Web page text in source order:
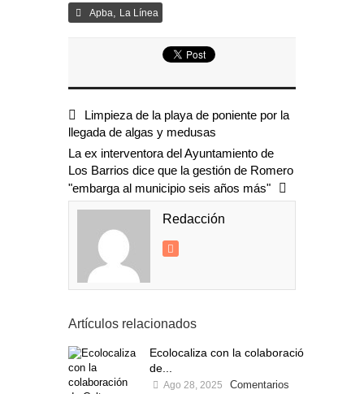
Apba, La Línea
Limpieza de la playa de poniente por la
llegada de algas y medusas
La ex interventora del Ayuntamiento de
Los Barrios dice que la gestión de Romero
"embarga al municipio seis años más"
Redacción
Artículos relacionados
Ecolocaliza con la colaboración
de...
Ago 28, 2025
Comentarios